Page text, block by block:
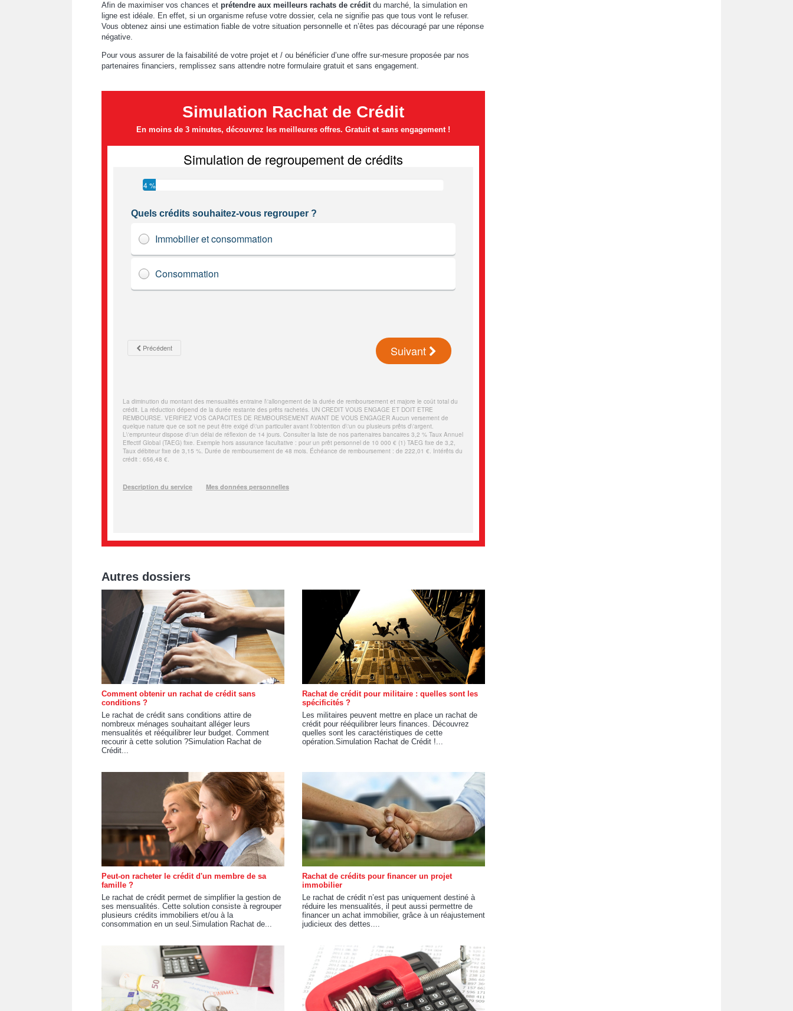
Afin de maximiser vos chances et prétendre aux meilleurs rachats de créditdu marché, la simulation en
ligne est idéale. En effet, si un organisme refuse votre dossier, cela ne signifie pas que tous vont le refuser.
Vous obtenez ainsi une estimation fiable de votre situation personnelle et n’êtes pas découragé par une réponse
négative.
Pour vous assurer de la faisabilité de votre projet et / ou bénéficier d’une offre sur-mesure proposée par nos
partenaires financiers, remplissez sans attendre notre formulaire gratuit et sans engagement.
Simulation Rachat de Crédit
En moins de 3 minutes, découvrez les meilleures offres. Gratuit et sans engagement !
Autres dossiers
Comment obtenir un rachat de crédit sans
conditions ?
Le rachat de crédit sans conditions attire de
nombreux ménages souhaitant alléger leurs
mensualités et rééquilibrer leur budget. Comment
recourir à cette solution ?Simulation Rachat de
Crédit...
Rachat de crédit pour militaire : quelles sont les
spécificités ?
Les militaires peuvent mettre en place un rachat de
crédit pour rééquilibrer leurs finances. Découvrez
quelles sont les caractéristiques de cette
opération.Simulation Rachat de Crédit !...
Peut-on racheter le crédit d'un membre de sa
famille ?
Le rachat de crédit permet de simplifier la gestion de
ses mensualités. Cette solution consiste à regrouper
plusieurs crédits immobiliers et/ou à la
consommation en un seul.Simulation Rachat de...
Rachat de crédits pour financer un projet
immobilier
Le rachat de crédit n’est pas uniquement destiné à
réduire les mensualités, il peut aussi permettre de
financer un achat immobilier, grâce à un réajustement
judicieux des dettes....